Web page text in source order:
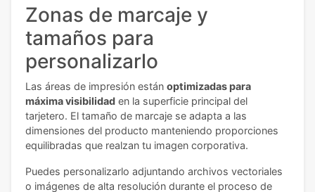
Zonas de marcaje y
tamaños para
personalizarlo
Las áreas de impresión están optimizadas para
máxima visibilidad en la superficie principal del
tarjetero. El tamaño de marcaje se adapta a las
dimensiones del producto manteniendo proporciones
equilibradas que realzan tu imagen corporativa.
Puedes personalizarlo adjuntando archivos vectoriales
o imágenes de alta resolución durante el proceso de